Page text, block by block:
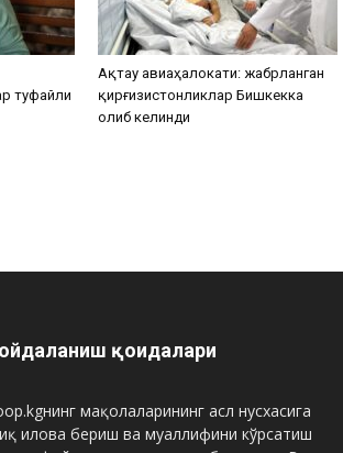
туфайли
Ақтау авиаҳалокати: жабрланган
қирғизистонликлар Бишкекка
олиб келинди
қоидалари
мақолаларининг асл нусхасига
илова бериш ва муаллифини кўрсатиш